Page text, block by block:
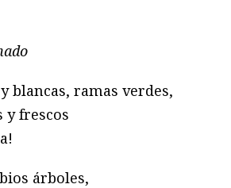
blancas, ramas verdes,
y frescos
árboles,